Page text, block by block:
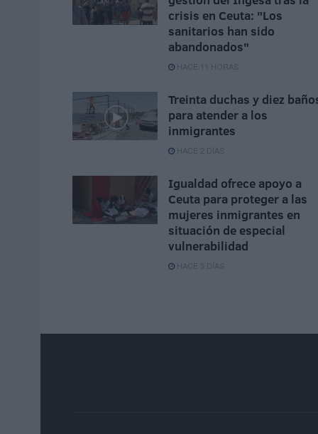
crisis en Ceuta: "Los
sanitarios han sido
abandonados"
HACE 11 HORAS
Treinta duchas y diez
para atender a los
inmigrantes
HACE 2 DÍAS
Igualdad ofrece apoyo a
Ceuta para proteger a las
mujeres inmigrantes en
situación de especial
vulnerabilidad
HACE 3 DÍAS